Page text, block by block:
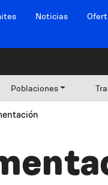
Noticias
Poblaciones